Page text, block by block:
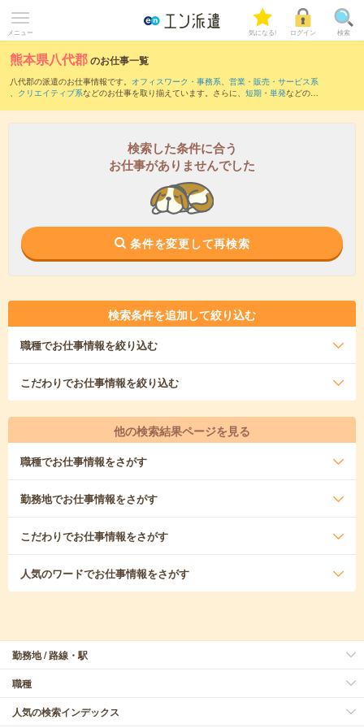
メニュー 気になる! ログイン 検索
熊本県八代郡のお仕事一覧
八代郡の派遣のお仕事情報です。 オフィスワーク・事務系、 営業・販売・サービス系
、 クリエイティブ系などのお仕事を取り揃えています。さらに、 短期 ・ 単発などの期
また、宇城市・八代市など隣接エリアのお仕事もご確認いただけます。
検索した条件に合う
お仕事がありませんでした
条件を変更して再検索
検索条件を追加して絞り込む
職種でお仕事情報を絞り込む
こだわりでお仕事情報を絞り込む
他の検索結果ページを見る
職種でお仕事情報をさがす
勤務地でお仕事情報をさがす
こだわりでお仕事情報をさがす
人気のワードでお仕事情報をさがす
勤務地 / 路線・駅
職種
人気の検索インデックス